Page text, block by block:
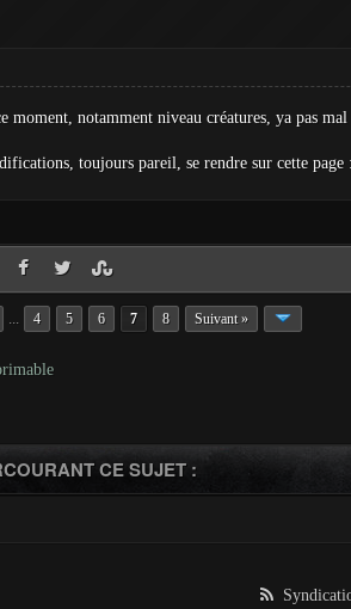
moment, notamment niveau créatures, ya pas
toujours pareil, se rendre sur cette page :
... 4 5 6 7 8 Suivant »
CE SUJET :